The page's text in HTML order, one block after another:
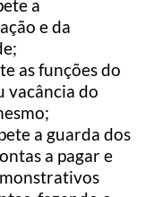
a
e da
as funções do
vacância do
a guarda dos
a pagar e